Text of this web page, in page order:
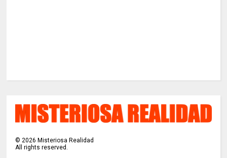
©2026 Misteriosa Realidad
All rights reserved.